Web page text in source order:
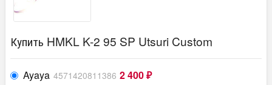
Купить HMKL K-2 95 SP Utsuri Custom
Ayaya 4571420811386 2 400₽